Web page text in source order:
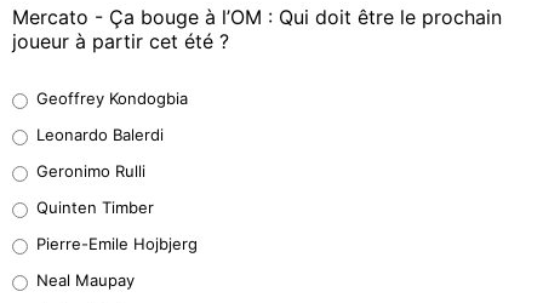
Mercato - Ça bouge à l’OM : Qui doit être le prochain
joueur à partir cet été ?
38%
32%
5%
Geoffrey Kondogbia
Leonardo Balerdi
Geronimo Rulli
Quinten Timber
Pierre-Emile Hojbjerg
Neal Maupay